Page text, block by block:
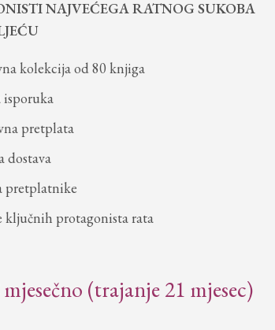
NAJVEĆEGA RATNOG SUKOBA
kolekcija od 80 knjiga
isporuka
pretplata
dostava
pretplatnike
ključnih protagonista rata
(trajanje 21 mjesec)